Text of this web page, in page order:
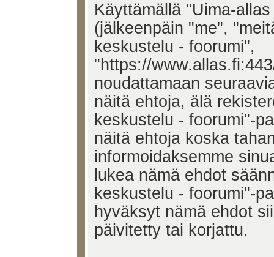
Käyttämällä "Uima-
(jälkeenpäin "me",
keskustelu - foorumi",
"https://
noudattamaan
näitä ehtoja, älä
keskustelu - foorumi"-
näitä ehtoja koska
informoidaksemme
lukea nämä ehdot
keskustelu - foorumi"-
hyväksyt nämä ehdot
päivitetty tai korjattu.